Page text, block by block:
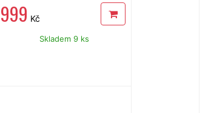
999 Kč
Skladem 9 ks